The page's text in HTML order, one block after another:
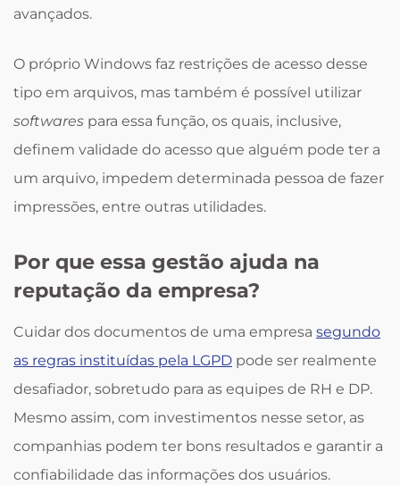
avançados.
O próprio Windows faz restrições de acesso desse
tipo em arquivos, mas também é possível utilizar
softwares para essa função, os quais, inclusive,
definem validade do acesso que alguém pode ter a
um arquivo, impedem determinada pessoa de fazer
impressões, entre outras utilidades.
Por que essa gestão ajuda na
reputação da empresa?
Cuidar dos documentos de uma empresa segundo
as regras instituídas pela LGPD pode ser realmente
desafiador, sobretudo para as equipes de RH e DP.
Mesmo assim, com investimentos nesse setor, as
companhias podem ter bons resultados e garantir a
confiabilidade das informações dos usuários.